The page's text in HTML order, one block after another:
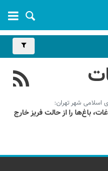
اسلامی شهر تهران:
باغ‌ها را از حالت فریز خارج